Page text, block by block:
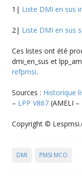
1| Liste DMI en sus
2| Liste DMI en sus
Ces listes ont été
dmi_en_sus et
refpmsi.
Sources : Historique
– LPP V867 (AMELI
Copyright ©
DMI PMSI MCO